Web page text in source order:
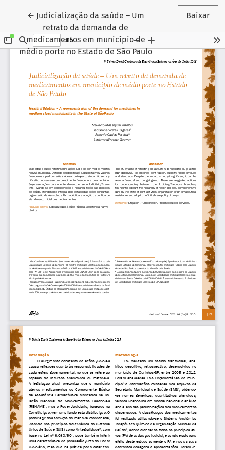
← Voltar aos Detalhes do Artigo
Judicialização da saúde – Um
retrato da demanda de
medicamentos em município de
médio porte no Estado de São Paulo
Baixar